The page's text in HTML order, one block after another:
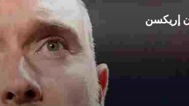
إريكسن